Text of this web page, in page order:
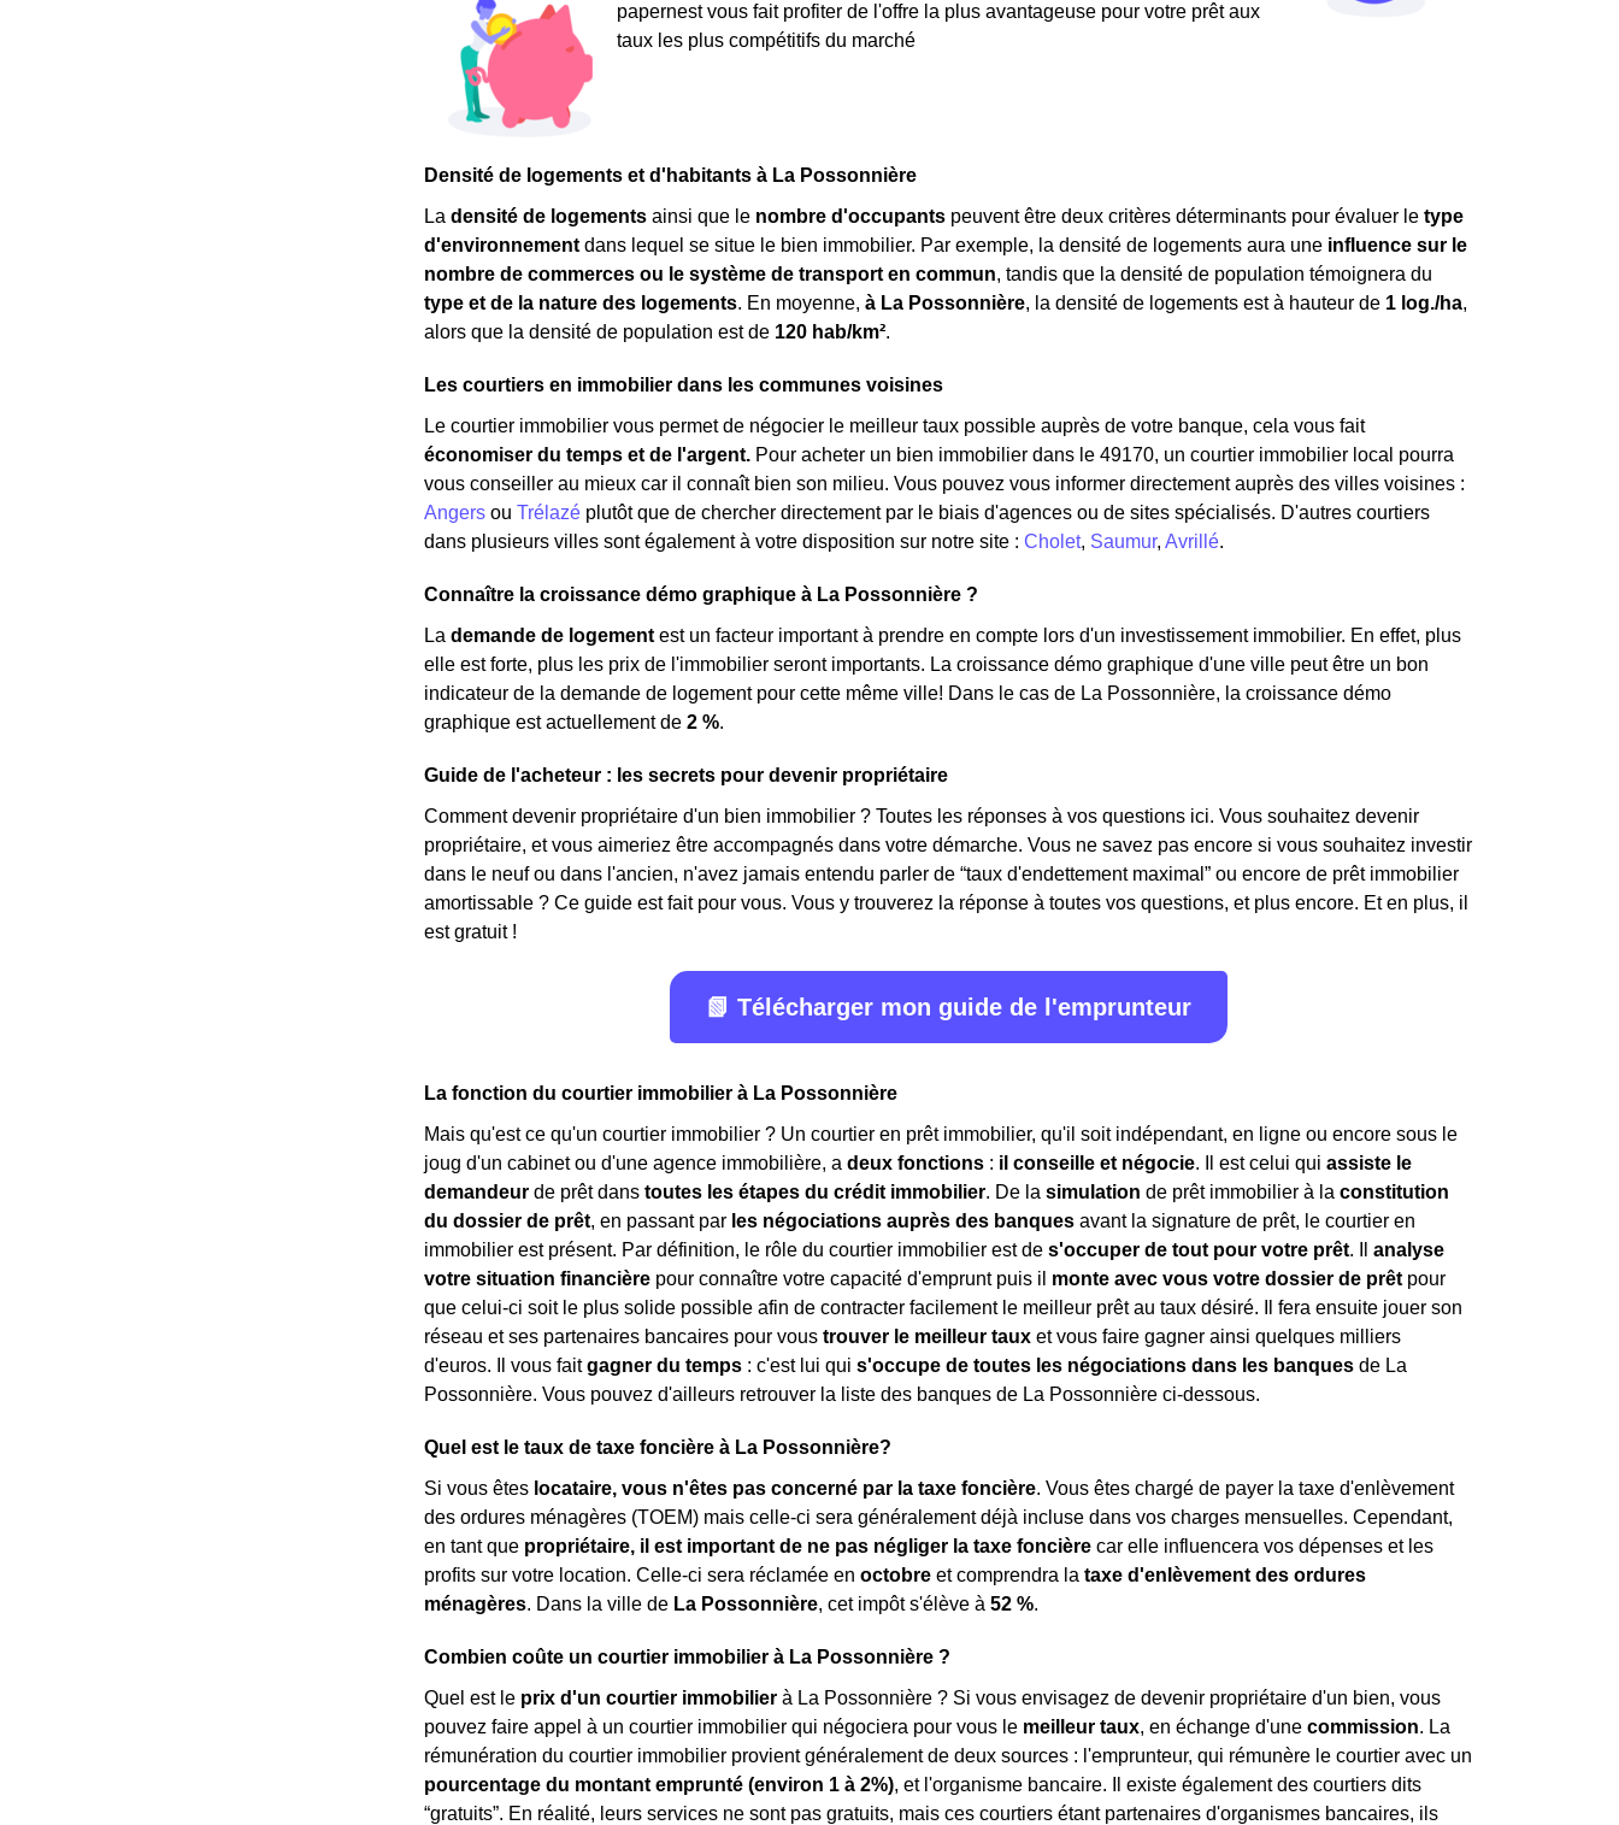
papernest vous fait profiter de l'offre la plus avantageuse pour votre prêt aux
taux les plus compétitifs du marché
Densité de logements et d'habitants à La Possonnière
La densité de logements ainsi que le nombre d'occupants peuvent être deux critères déterminants pour évaluer le type
d'environnement dans lequel se situe le bien immobilier. Par exemple, la densité de logements aura une influence sur le
nombre de commerces ou le système de transport en commun, tandis que la densité de population témoignera du
type et de la nature des logements. En moyenne, à La Possonnière, la densité de logements est à hauteur de 1 log./ha,
alors que la densité de population est de 120 hab/km².
Les courtiers en immobilier dans les communes voisines
Le courtier immobilier vous permet de négocier le meilleur taux possible auprès de votre banque, cela vous fait
économiser du temps et de l'argent. Pour acheter un bien immobilier dans le 49170, un courtier immobilier local pourra
vous conseiller au mieux car il connaît bien son milieu. Vous pouvez vous informer directement auprès des villes voisines :
Angers ou Trélazé plutôt que de chercher directement par le biais d'agences ou de sites spécialisés. D'autres courtiers
dans plusieurs villes sont également à votre disposition sur notre site : Cholet, Saumur, Avrillé.
Connaître la croissance démo graphique à La Possonnière ?
La demande de logement est un facteur important à prendre en compte lors d'un investissement immobilier. En effet, plus
elle est forte, plus les prix de l'immobilier seront importants. La croissance démo graphique d'une ville peut être un bon
indicateur de la demande de logement pour cette même ville! Dans le cas de La Possonnière, la croissance démo
graphique est actuellement de 2 %.
Guide de l'acheteur : les secrets pour devenir propriétaire
Comment devenir propriétaire d'un bien immobilier ? Toutes les réponses à vos questions ici. Vous souhaitez devenir
propriétaire, et vous aimeriez être accompagnés dans votre démarche. Vous ne savez pas encore si vous souhaitez investir
dans le neuf ou dans l'ancien, n'avez jamais entendu parler de “taux d'endettement maximal” ou encore de prêt immobilier
amortissable ? Ce guide est fait pour vous. Vous y trouverez la réponse à toutes vos questions, et plus encore. Et en plus, il
est gratuit !
📗 Télécharger mon guide de l'emprunteur
La fonction du courtier immobilier à La Possonnière
Mais qu'est ce qu'un courtier immobilier ? Un courtier en prêt immobilier, qu'il soit indépendant, en ligne ou encore sous le
joug d'un cabinet ou d'une agence immobilière, a deux fonctions : il conseille et négocie. Il est celui qui assiste le
demandeur de prêt dans toutes les étapes du crédit immobilier. De la simulation de prêt immobilier à la constitution
du dossier de prêt, en passant par les négociations auprès des banques avant la signature de prêt, le courtier en
immobilier est présent. Par définition, le rôle du courtier immobilier est de s'occuper de tout pour votre prêt. Il
analyse
votre situation financière pour connaître votre capacité d'emprunt puis il monte avec vous votre dossier de prêt pour
que celui-ci soit le plus solide possible afin de contracter facilement le meilleur prêt au taux désiré. Il fera ensuite jouer son
réseau et ses partenaires bancaires pour vous trouver le meilleur taux et vous faire gagner ainsi quelques milliers
d'euros. Il vous faitgagner du temps : c'est lui qui s'occupe de toutes les négociations dans les banques de La
Possonnière. Vous pouvez d'ailleurs retrouver la liste des banques de La Possonnière ci-dessous.
Quel est le taux de taxe foncière à La Possonnière?
Si vous êtes locataire, vous n'êtes pas concerné par la taxe foncière. Vous êtes chargé de payer la taxe d'enlèvement
des ordures ménagères (TOEM) mais celle-ci sera généralement déjà incluse dans vos charges mensuelles. Cependant,
en tant que propriétaire, il est important de ne pas négliger la taxe foncière car elle influencera vos dépenses et les
profits sur votre location. Celle-ci sera réclamée en octobre et comprendra la taxe d'enlèvement des ordures
ménagères. Dans la ville de La Possonnière, cet impôt s'élève à 52 %.
Combien coûte un courtier immobilier à La Possonnière ?
Quel est le prix d'un courtier immobilier à La Possonnière ? Si vous envisagez de devenir propriétaire d'un bien, vous
pouvez faire appel à un courtier immobilier qui négociera pour vous le meilleur taux, en échange d'une commission. La
rémunération du courtier immobilier provient généralement de deux sources : l'emprunteur, qui rémunère le courtier avec un
pourcentage du montant emprunté (environ 1 à 2%), et l'organisme bancaire. Il existe également des courtiers dits
“gratuits”. En réalité, leurs services ne sont pas gratuits, mais ces courtiers étant partenaires d'organismes bancaires, ils